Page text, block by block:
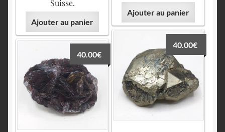
Suisse.
Ajouter au panier
Ajouter au panier
40.00€
40.00€